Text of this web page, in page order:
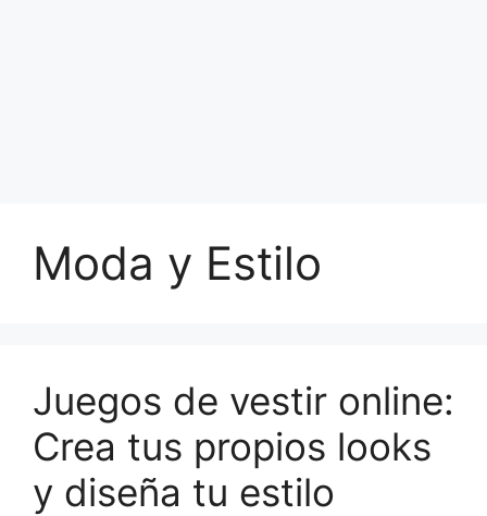
Moda y Estilo
Juegos de vestir online:
Crea tus propios looks
y diseña tu estilo